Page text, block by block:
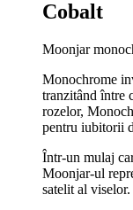
Cobalt
Moonjar
Monochrome
tranzitând între
rozelor,
pentru iubitorii
Într-un mulaj
Moonjar-ul
satelit al viselor.